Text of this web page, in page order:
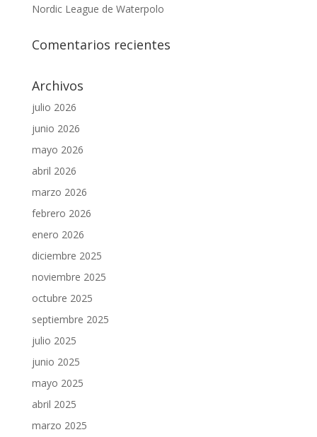
Nordic League de Waterpolo
Comentarios recientes
Archivos
julio 2026
junio 2026
mayo 2026
abril 2026
marzo 2026
febrero 2026
enero 2026
diciembre 2025
noviembre 2025
octubre 2025
septiembre 2025
julio 2025
junio 2025
mayo 2025
abril 2025
marzo 2025